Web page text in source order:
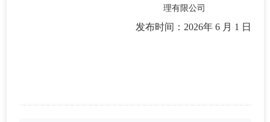
理有限公司
发布时间： 2026年 6 月 1 日